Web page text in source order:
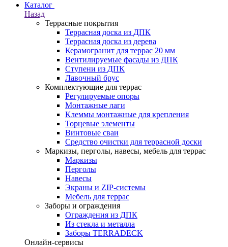
Каталог
Назад
Террасные покрытия
Террасная доска из ДПК
Террасная доска из дерева
Керамогранит для террас 20 мм
Вентилируемые фасады из ДПК
Ступени из ДПК
Лавочный брус
Комплектующие для террас
Регулируемые опоры
Монтажные лаги
Клеммы монтажные для крепления
Торцевые элементы
Винтовые сваи
Средство очистки для террасной доски
Маркизы, перголы, навесы, мебель для террас
Маркизы
Перголы
Навесы
Экраны и ZIP-системы
Мебель для террас
Заборы и ограждения
Ограждения из ДПК
Из стекла и металла
Заборы TERRADECK
Онлайн-сервисы